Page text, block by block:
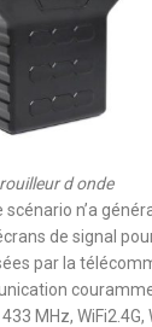
d onde
scénario n’a
de signal
par la
MHz, WiFi2.4G,